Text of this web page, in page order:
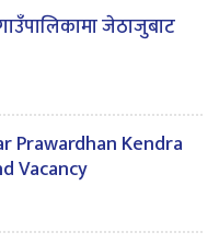
जेठाजुबाट
Prawardhan Kendra
Vacancy